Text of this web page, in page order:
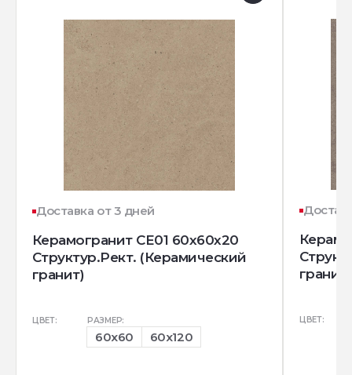
Доставка от 3 дней
Керамогранит CE01 60x60x20
Структур.Рект. (Керамический
гранит)
ЦВЕТ: РАЗМЕР:
60x60 60x120
гранит)
ЦВЕТ: